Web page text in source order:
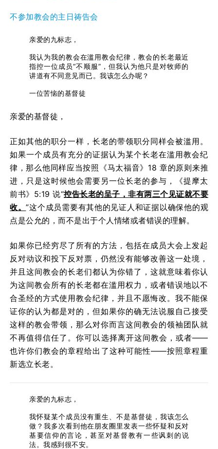
不参加教会的主日祷告会
亲爱的九标志，
我认为我的教会在滥用教会纪律，教会的长老最近
指控一位成员“不顺服”，但我认为他只是对牧师的
讲道有不同意见而已。我该怎么办呢？
一位苦恼的基督徒
亲爱的基督徒，
正如其他的职分一样，长老的带领职分同样会被滥用。
如果一个成员有充分的证据认为某个长老在滥用教会纪
律，那么他同样应当按照《马太福音》18 章的原则来推
进，只是这时候他会需要另一位长老的参与，《提摩太
前书》5:19 说“控告长老的呈子，非有两三个见证就不要
收。”这个成员需要有其他的见证人和证据以确保他的观
点是公允的，而不是出于个人情绪或者错误的理解。
如果你已经穷尽了所有的方法，包括在成员大会上发起
反对动议和投下反对票，仍然没有能够改善这一处境，
并且这间教会的长老们都认为你错了，这就意味着你认
为这间教会所有的长老都在滥用权力，或者错误地以不
合圣经的方式使用教会纪律，并且不愿悔改。我不能保
证你的认为都是对的，但如果你的确无法说服自己接受
这样的教会带领，那么对你而言这间教会的领袖团队就
不再值得信任了。你可以选择离开这间教会，或者——
也许你们教会的章程给出了这种可能性——按照章程重
新选立长老。
亲爱的九标志，
我怀疑某个成员没有重生、不是基督徒，我该怎么
做？我多次看到他在朋友圈里发表一些怀疑和反对
基要信仰的言论，甚至对基督教有一些讽刺的说
法。我感到很不安。